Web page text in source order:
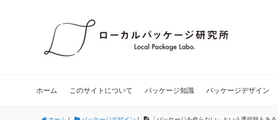
ホーム このサイトについて パッケージ知識 パッケージデザイン